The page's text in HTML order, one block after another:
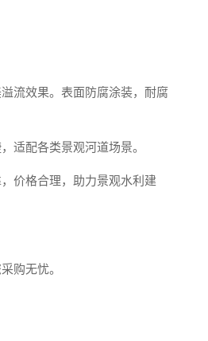
流效果。表面防腐涂装，耐腐
适配各类景观河道场景。
价格合理，助力景观水利建
购无忧。